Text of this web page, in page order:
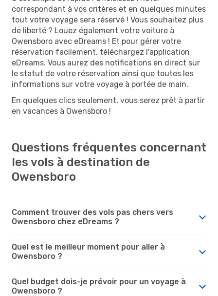
correspondant à vos critères et en quelques minutes
tout votre voyage sera réservé ! Vous souhaitez plus
de liberté ? Louez également votre voiture à
Owensboro avec eDreams ! Et pour gérer votre
réservation facilement, téléchargez l'application
eDreams. Vous aurez des notifications en direct sur
le statut de votre réservation ainsi que toutes les
informations sur votre voyage à portée de main.
En quelques clics seulement, vous serez prêt à partir
en vacances à Owensboro !
Questions fréquentes concernant
les vols à destination de
Owensboro
Comment trouver des vols pas chers vers
Owensboro chez eDreams ?
Quel est le meilleur moment pour aller à
Owensboro ?
Quel budget dois-je prévoir pour un voyage à
Owensboro ?